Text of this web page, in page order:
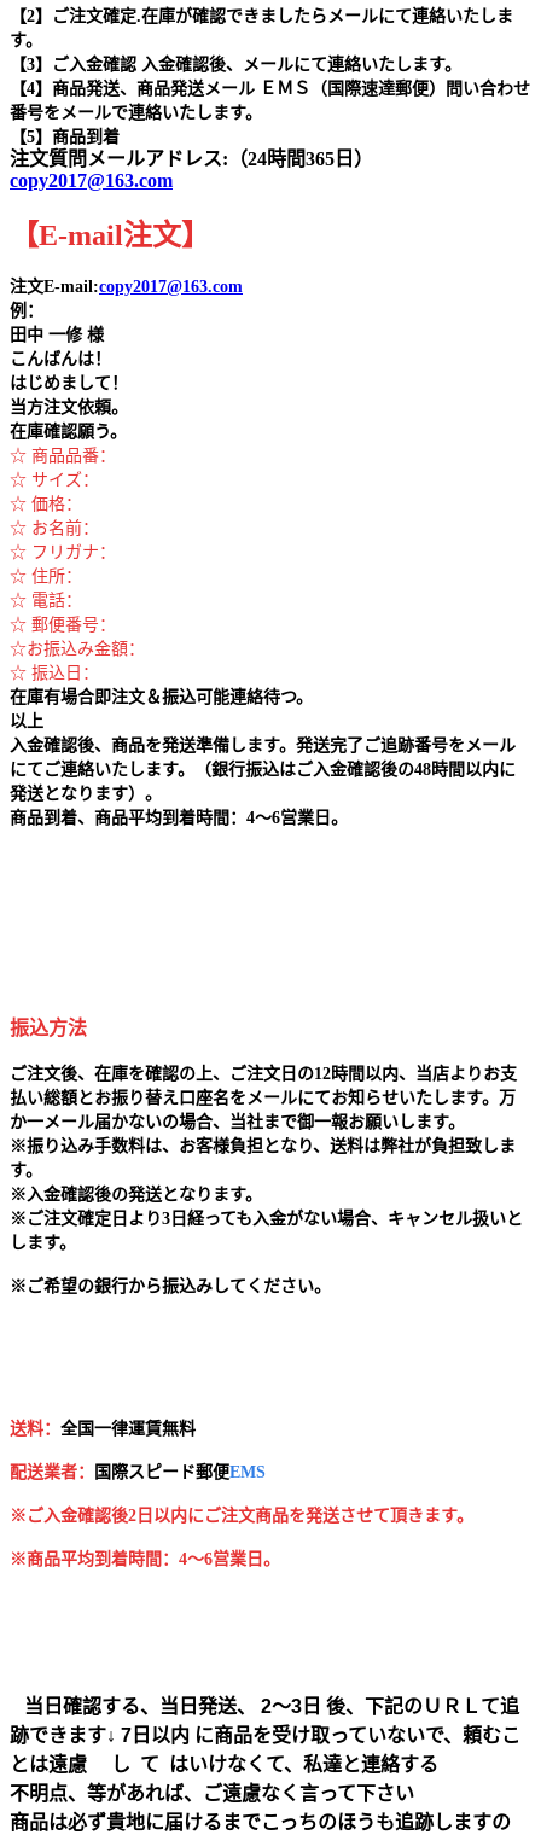
【2】ご注文確定.在庫が確認できましたらメールにて連絡いたしま
す。
【3】ご入金確認 入金確認後、メールにて連絡いたします。
【4】商品発送、商品発送メール ＥＭＳ（国際速達郵便）問い合わせ
番号をメールで連絡いたします。
【5】商品到着
注文質問メールアドレス:（24時間365日）
copy2017@163.com
【E-mail注文】
注文E-mail:copy2017@163.com
例：
田中 一修 様
こんばんは！
はじめまして！
当方注文依頼。
在庫確認願う。
☆ 商品品番：
☆ サイズ：
☆ 価格：
☆ お名前：
☆ フリガナ：
☆ 住所：
☆ 電話：
☆ 郵便番号：
☆お振込み金額：
☆ 振込日：
在庫有場合即注文＆振込可能連絡待つ。
以上
入金確認後、商品を発送準備します。発送完了ご追跡番号をメール
にてご連絡いたします。（銀行振込はご入金確認後の48時間以内に
発送となります）。
商品到着、商品平均到着時間：4～6営業日。
振込方法
ご注文後、在庫を確認の上、ご注文日の12時間以内、当店よりお支
払い総額とお振り替え口座名をメールにてお知らせいたします。万
か一メール届かないの場合、当社まで御一報お願いします。
※振り込み手数料は、お客様負担となり、送料は弊社が負担致しま
す。
※ 入金確認後の発送となります。
※ ご注文確定日より3日経っても入金がない場合、キャンセル扱いと
します。
※ ご希望の銀行から振込みしてください。
送料： 全国一律運賃無料
配送業者： 国 際スピード郵便EMS
※ご入金確認後2日以内にご注文商品を発送させて頂きます。
※商品平均到着時間：4～6営業日。
当日確認する、当日発送、 2～3日 後、下記のＵＲＬて追
跡できます↓ 7日以内 に商品を受け取っていないで、頼むこ
とは遠慮 し て はいけなくて、私達と連絡する
不明点、等があれば、ご遠慮なく言って下さい
商品は必ず貴地に届けるまでこっちのほうも追跡しますの